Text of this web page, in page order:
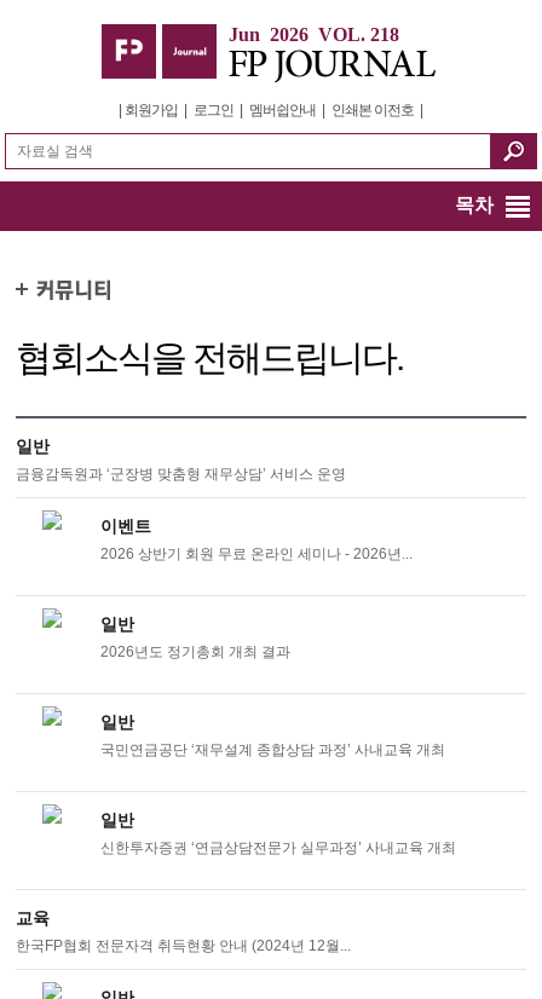
Jun 2026 VOL. 218
회원가입 로그인 멤버쉽안내 인쇄본 이전호
목차
협회소식을 전해드립니다.
일반
금융감독원과 ‘군장병 맞춤형 재무상담’ 서비스 운영
이벤트
2026 상반기 회원 무료 온라인 세미나 - 2026년...
일반
2026년도 정기총회 개최 결과
일반
국민연금공단 ‘재무설계 종합상담 과정’ 사내교육 개최
일반
신한투자증권 ‘연금상담전문가 실무과정’ 사내교육 개최
교육
한국FP협회 전문자격 취득현황 안내 (2024년 12월...